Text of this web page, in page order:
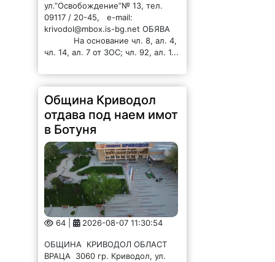
ул.”Освобождение”№ 13, тел.
09117 / 20-45, e-mail:
krivodol@mbox.is-bg.net ОБЯВА
На основание чл. 8, ал. 4,
чл. 14, ал. 7 от ЗОС; чл. 92, ал. 1...
Община Криводол
отдава под наем имот
в Ботуня
64 | 2026-08-07 11:30:54
ОБЩИНА КРИВОДОЛ ОБЛАСТ
ВРАЦА 3060 гр. Криводол, ул.